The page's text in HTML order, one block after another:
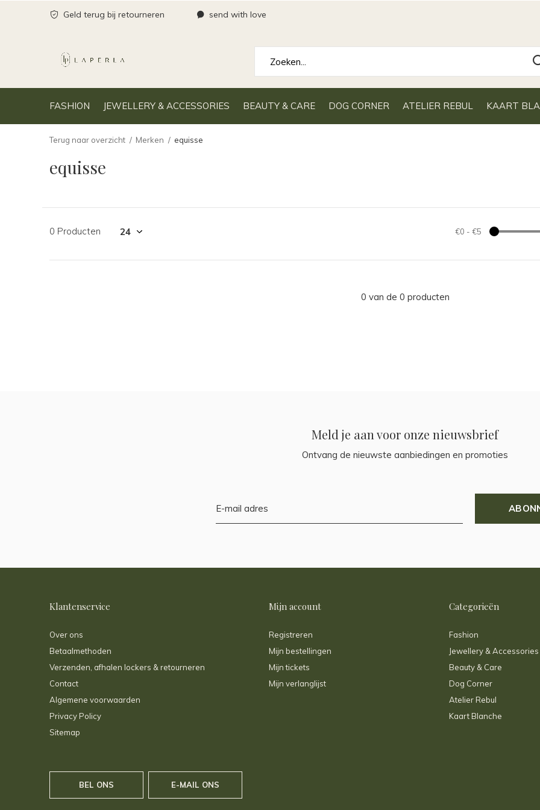
FASHION JEWELLERY & ACCESSORIES BEAUTY & CARE DOG CORNER ATELIER REBUL KAART
Geld terug bij retourneren send with love
Terug naar overzicht Merken equisse
equisse
0 Producten €0 - €5
0 van de 0 producten
Meld je aan voor onze nieuwsbrief
Ontvang de nieuwste aanbiedingen en promoties
Klantenservice
Over ons
Betaalmethoden
Verzenden, afhalen lockers & retourneren
Contact
Algemene voorwaarden
Privacy Policy
Sitemap
Mijn account
Registreren
Mijn bestellingen
Mijn tickets
Mijn verlanglijst
Categorieën
Fashion
Jewellery & Accessories
Beauty & Care
Dog Corner
Atelier Rebul
Kaart Blanche
BEL ONS E-MAIL ONS